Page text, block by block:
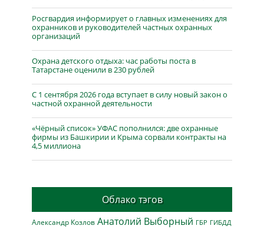
Росгвардия информирует о главных изменениях для
охранников и руководителей частных охранных
организаций
Охрана детского отдыха: час работы поста в
Татарстане оценили в 230 рублей
С 1 сентября 2026 года вступает в силу новый закон о
частной охранной деятельности
«Чёрный список» УФАС пополнился: две охранные
фирмы из Башкирии и Крыма сорвали контракты на
4,5 миллиона
Облако тэгов
Александр Козлов Анатолий Выборный ГБР ГИБДД